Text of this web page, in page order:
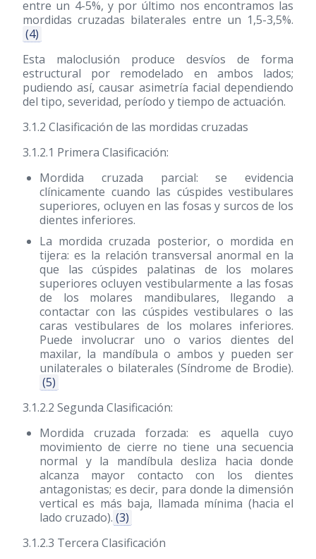
entre un 4-5%, y por último nos encontramos las
mordidas cruzadas bilaterales entre un 1,5-3,5%.
(4)
Esta maloclusión produce desvíos de forma
estructural por remodelado en ambos lados;
pudiendo así, causar asimetría facial dependiendo
del tipo, severidad, período y tiempo de actuación.
3.1.2 Clasificación de las mordidas cruzadas
3.1.2.1 Primera Clasificación:
Mordida cruzada parcial: se evidencia
clínicamente cuando las cúspides vestibulares
superiores, ocluyen en las fosas y surcos de los
dientes inferiores.
La mordida cruzada posterior, o mordida en
tijera: es la relación transversal anormal en la
que las cúspides palatinas de los molares
superiores ocluyen vestibularmente a las fosas
de los molares mandibulares, llegando a
contactar con las cúspides vestibulares o las
caras vestibulares de los molares inferiores.
Puede involucrar uno o varios dientes del
maxilar, la mandíbula o ambos y pueden ser
unilaterales o bilaterales (Síndrome de Brodie).
(5)
3.1.2.2 Segunda Clasificación:
Mordida cruzada forzada: es aquella cuyo
movimiento de cierre no tiene una secuencia
normal y la mandíbula desliza hacia donde
alcanza mayor contacto con los dientes
antagonistas; es decir, para donde la dimensión
vertical es más baja, llamada mínima (hacia el
lado cruzado). (3)
3.1.2.3 Tercera Clasificación